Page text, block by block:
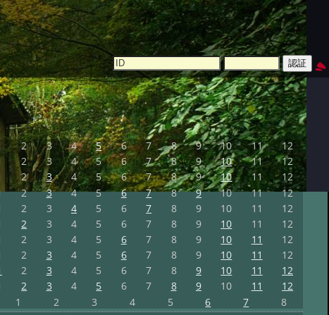
2 3 4 5 6 7 8 9 10 11 12
2 3 4 5 6 7 8 9 10 11 12
2 3 4 5 6 7 8 9 10 11 12
2 3 4 5 6 7 8 9 10 11 12
2 3 4 5 6 7 8 9 10 11 12
2 3 4 5 6 7 8 9 10 11 12
2 3 4 5 6 7 8 9 10 11 12
2 3 4 5 6 7 8 9 10 11 12
2 3 4 5 6 7 8 9 10 11 12
2 3 4 5 6 7 8 9 10 11 12
1 2 3 4 5 6 7 8